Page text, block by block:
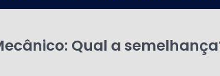
Qual a